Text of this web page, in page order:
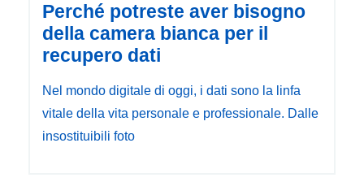
Perché potreste aver bisogno
della camera bianca per il
recupero dati
Nel mondo digitale di oggi, i dati sono la linfa
vitale della vita personale e professionale. Dalle
insostituibili foto